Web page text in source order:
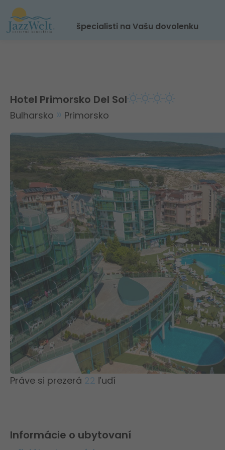
špecialisti na Vašu dovolenku
Hotel Primorsko Del Sol
Bulharsko Primorsko
Práve si prezerá 22 ľudí
Informácie o ubytovaní